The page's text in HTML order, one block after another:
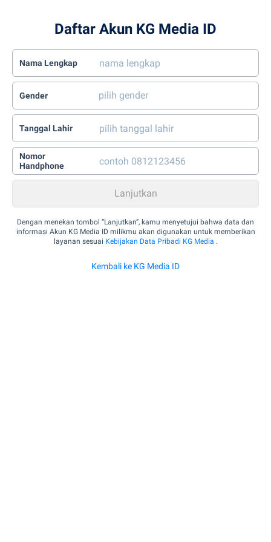
Daftar Akun KG Media ID
Nama Lengkap
Gender
Tanggal Lahir
Nomor
Handphone
Dengan menekan tombol “Lanjutkan”, kamu menyetujui bahwa data dan
informasi Akun KG Media ID milikmu akan digunakan untuk memberikan
layanan sesuai Kebijakan Data Pribadi KG Media .
Kembali ke KG Media ID